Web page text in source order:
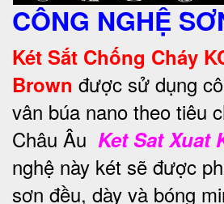
CÔNG NGHỆ
Két Sắt Chống Cháy
Brown được sử dụng
vân búa nano theo tiêu
Châu Âu Ket Sat Xuat
nghệ này két sẽ được
sơn đều, dày và bóng